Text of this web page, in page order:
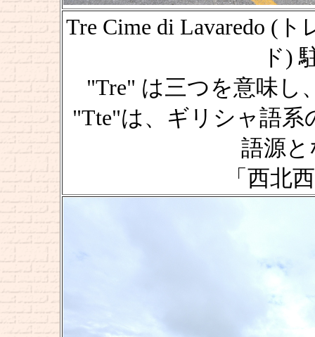
Tre Cime di Lavaredo (
ド)
"Tre" は三つを意味し
"Tte"は、ギリシャ語系
語源
「西北